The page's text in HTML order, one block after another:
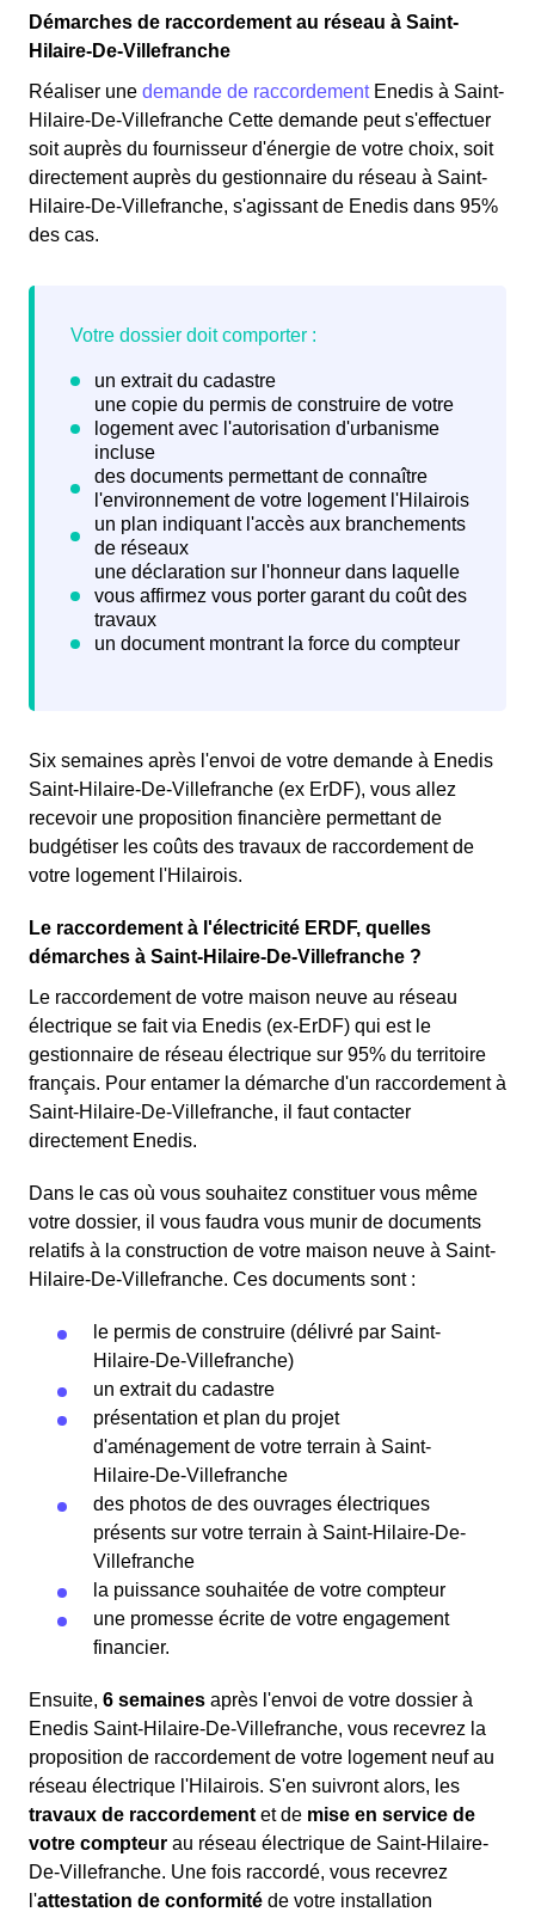
Démarches de raccordement au réseau à Saint-
Hilaire-De-Villefranche
Réaliser une demande de raccordementEnedis à Saint-
Hilaire-De-Villefranche Cette demande peut s'effectuer
soit auprès du fournisseur d'énergie de votre choix, soit
directement auprès du gestionnaire du réseau à Saint-
Hilaire-De-Villefranche, s'agissant de Enedis dans 95%
des cas.
Six semaines après l'envoi de votre demande à Enedis
Saint-Hilaire-De-Villefranche (ex ErDF), vous allez
recevoir une proposition financière permettant de
budgétiser les coûts des travaux de raccordement de
votre logement l'Hilairois.
Le raccordement à l'électricité ERDF, quelles
démarches à Saint-Hilaire-De-Villefranche ?
Le raccordement de votre maison neuve au réseau
électrique se fait via Enedis (ex-ErDF) qui est le
gestionnaire de réseau électrique sur 95% du territoire
français. Pour entamer la démarche d'un raccordement à
Saint-Hilaire-De-Villefranche, il faut contacter
directement Enedis.
Dans le cas où vous souhaitez constituer vous même
votre dossier, il vous faudra vous munir de documents
relatifs à la construction de votre maison neuve à Saint-
Hilaire-De-Villefranche. Ces documents sont :
le permis de construire (délivré par Saint-
Hilaire-De-Villefranche)
un extrait du cadastre
présentation et plan du projet
d'aménagement de votre terrain à Saint-
Hilaire-De-Villefranche
des photos de des ouvrages électriques
présents sur votre terrain à Saint-Hilaire-De-
Villefranche
la puissance souhaitée de votre compteur
une promesse écrite de votre engagement
financier.
Ensuite, 6 semaines après l'envoi de votre dossier à
Enedis Saint-Hilaire-De-Villefranche, vous recevrez la
proposition de raccordement de votre logement neuf au
réseau électrique l'Hilairois. S'en suivront alors, les
travaux de raccordement et de mise en service de
votre compteur au réseau électrique de Saint-Hilaire-
De-Villefranche. Une fois raccordé, vous recevrez
l'attestation de conformité de votre installation